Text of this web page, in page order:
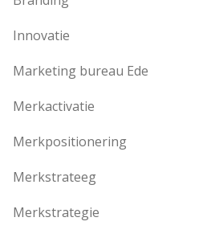
Innovatie
Marketing bureau Ede
Merkactivatie
Merkpositionering
Merkstrateeg
Merkstrategie